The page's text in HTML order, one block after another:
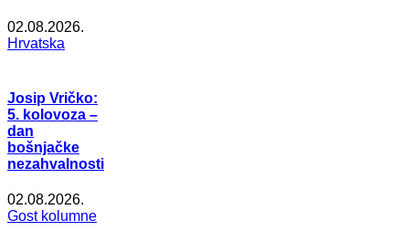
02.08.2026.
Hrvatska
Josip Vričko:
5. kolovoza –
dan
bošnjačke
nezahvalnosti
02.08.2026.
Gost kolumne